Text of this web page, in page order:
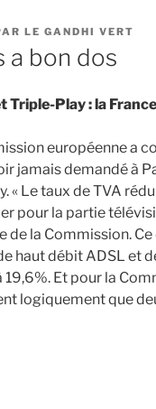
LE GANDHI VERT
a bon dos
Triple-Play : la
européenne a
jamais demandé à
« Le taux de TVA
pour la partie
la Commission.
haut débit ADSL et
Et pour la
logiquement que